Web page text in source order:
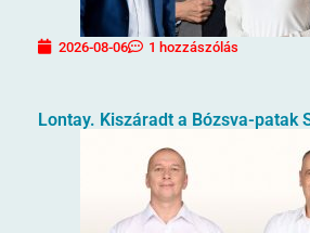
2026-08-06 1 hozzászólás
Lontay. Kiszáradt a Bózsva-patak